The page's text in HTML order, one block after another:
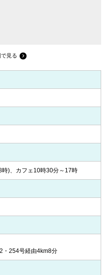
見る
)、カフェ10時30分～17時
・254号経由4km8分